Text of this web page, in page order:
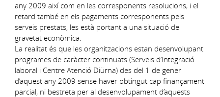
any 2009 així com en les corresponents resolucions, i el
retard també en els pagaments corresponents pels
serveis prestats, les està portant a una situació de
gravetat econòmica.
La realitat és que les organitzacions estan desenvolupant
programes de caràcter continuats (Serveis d’Integració
laboral i Centre Atenció Diürna) des del 1 de gener
d’aquest any 2009 sense haver obtingut cap finançament
parcial, ni bestreta per al desenvolupament d’aquests